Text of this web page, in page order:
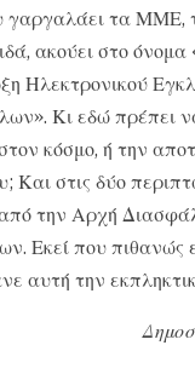
γαργαλάει τα ΜΜΕ,
ακούει στο
Ηλεκτρονικού
Κι εδώ πρέπει
κόσμο, ή την
Και στις δύο
την Αρχή
Εκεί που πιθανώς
αυτή την